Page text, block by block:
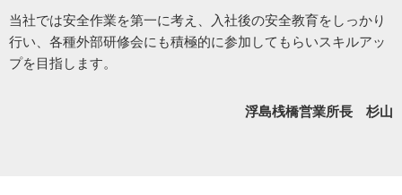
当社では安全作業を第一に考え、入社後の安全教育をしっかり
行い、各種外部研修会にも積極的に参加してもらいスキルアッ
プを目指します。
浮島桟橋営業所長 杉山